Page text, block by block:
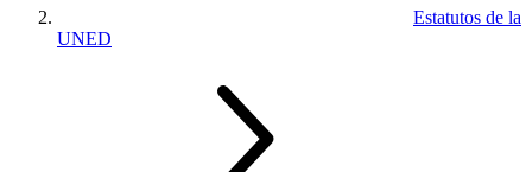
Estatutos de la
UNED